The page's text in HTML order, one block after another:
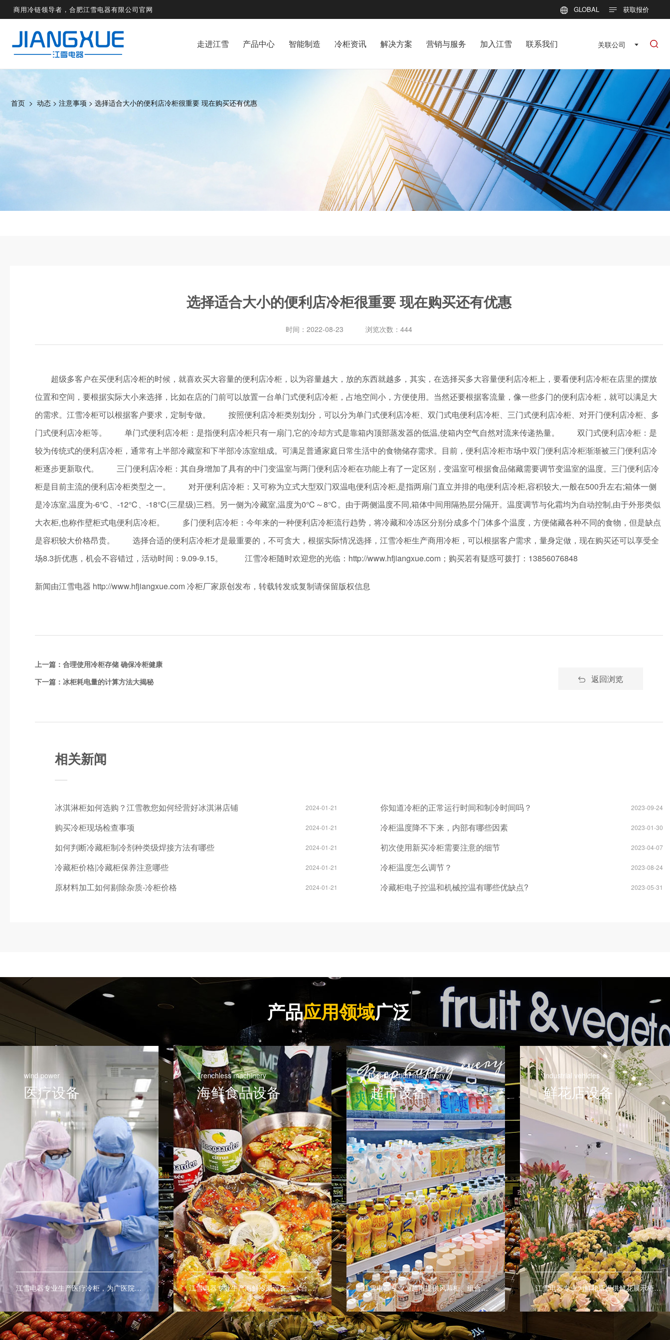
商用冷链领导者，合肥江雪电器有限公司官网 GLOBAL 获取报价
走进江雪 产品中心 智能制造 冷柜资讯 解决方案 营销与服务 加入江雪 联系我们 关联公司 
首页 > 动态 > 注意事项 > 选择适合大小的便利店冷柜很重要 现在购买还有优惠
选择适合大小的便利店冷柜很重要 现在购买还有优惠
时间： 2022-08-23 浏览次数： 444
超级多客户在买便利店冷柜的时候，就喜欢买大容量的便利店冷柜，以为容量越大，放的东西就越多，其实，在选择买多大容量便利店冷柜上，要看便利店冷柜在店里的摆放
位置和空间，要根据实际大小来选择，比如在店的门前可以放置一台单门式便利店冷柜，占地空间小，方便使用。当然还要根据客流量，像一些多门的便利店冷柜，就可以满足大
的需求。江雪冷柜可以根据客户要求，定制专做。 按照便利店冷柜类别划分，可以分为单门式便利店冷柜、双门式电便利店冷柜、三门式便利店冷柜、对开门便利店冷柜、多
门式便利店冷柜等。 单门式便利店冷柜：是指便利店冷柜只有一扇门,它的冷却方式是靠箱内顶部蒸发器的低温,使箱内空气自然对流来传递热量。 双门式便利店冷柜：是
较为传统式的便利店冷柜，通常有上半部冷藏室和下半部冷冻室组成。可满足普通家庭日常生活中的食物储存需求。目前，便利店冷柜市场中双门便利店冷柜渐渐被三门便利店冷
柜逐步更新取代。 三门便利店冷柜：其自身增加了具有的中门变温室与两门便利店冷柜在功能上有了一定区别，变温室可根据食品储藏需要调节变温室的温度。三门便利店冷
柜是目前主流的便利店冷柜类型之一。 对开便利店冷柜：又可称为立式大型双门双温电便利店冷柜,是指两扇门直立并排的电便利店冷柜,容积较大,一般在500升左右;箱体一侧
是冷冻室,温度为-6℃、-12℃、-18℃(三星级)三档。另一侧为冷藏室,温度为0℃～8℃。由于两侧温度不同,箱体中间用隔热层分隔开。温度调节与化霜均为自动控制,由于外形类似
大衣柜,也称作壁柜式电便利店冷柜。 多门便利店冷柜：今年来的一种便利店冷柜流行趋势，将冷藏和冷冻区分别分成多个门体多个温度，方便储藏各种不同的食物，但是缺点
是容积较大价格昂贵。 选择合适的便利店冷柜才是最重要的，不可贪大，根据实际情况选择，江雪冷柜生产商用冷柜，可以根据客户需求，量身定做，现在购买还可以享受全
场8.3折优惠，机会不容错过，活动时间：9.09-9.15。 江雪冷柜随时欢迎您的光临：http://www.hfjiangxue.com；购买若有疑惑可拨打：13856076848
新闻由江雪电器 http://www.hfjiangxue.com 冷柜厂家原创发布，转载转发或复制请保留版权信息
上一篇： 合理使用冷柜存储 确保冷柜健康
下一篇： 冰柜耗电量的计算方法大揭秘 返回浏览
相关新闻
你知道冷柜的正常运行时间和制冷时间吗？ 2023-09-24
冷柜温度降不下来，内部有哪些因素 2023-01-30
初次使用新买冷柜需要注意的细节 2023-04-07
冷柜温度怎么调节？ 2023-08-24
冷藏柜电子控温和机械控温有哪些优缺点? 2023-05-31
冰淇淋柜如何选购？江雪教您如何经营好冰淇淋店铺 2024-01-21
购买冷柜现场检查事项 2024-01-21
如何判断冷藏柜制冷剂种类级焊接方法有哪些 2024-01-21
冷藏柜价格|冷藏柜保养注意哪些 2024-01-21
原材料加工如何剔除杂质-冷柜价格 2024-01-21
产品应用领域广泛
wind power
医疗设备
江雪电器专业生产医疗冷柜，为广医院及医疗室提供药品及血液的最佳保存环境。
Trenchless machinery
海鲜食品设备
江雪电器专业生产海鲜冷藏设备、冰台等商用设备，让海鲜有更好的展示效果。
Construction machinery
超市设备
江雪电器专业为超市提供风幕柜、组合式岛柜、子母柜、多开门冷柜、冰台等商用制冷设备。
Industrial vehicles
鲜花店设备
江雪电器专业为鲜花店提供鲜花展示柜、鲜花保鲜柜、鲜花陈列柜让鲜花保鲜更持久。